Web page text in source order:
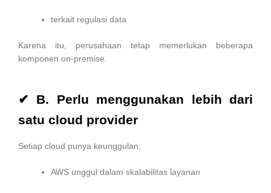
terkait regulasi data
Karena itu, perusahaan tetap memerlukan beberapa
komponen on-premise.
✔ B. Perlu menggunakan lebih dari
satu cloud provider
Setiap cloud punya keunggulan:
AWS unggul dalam skalabilitas layanan